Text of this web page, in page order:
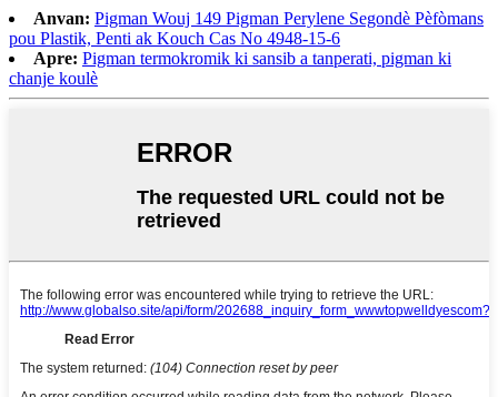
Anvan: Pigman Wouj 149 Pigman Perylene Segondè Pèfòmans
pou Plastik, Penti ak Kouch Cas No 4948-15-6
Apre: Pigman termokromik ki sansib a tanperati, pigman ki
chanje koulè